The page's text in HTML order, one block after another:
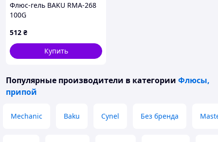
Флюс-гель BAKU RMA-268
100G
512 ₴
Купить
Популярные производители в категории Флюсы,
припой
Mechanic Baku Cynel Без бренда